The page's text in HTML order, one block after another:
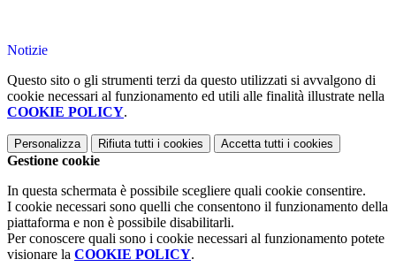
Notizie
Questo sito o gli strumenti terzi da questo utilizzati si avvalgono di
cookie necessari al funzionamento ed utili alle finalità illustrate nella
COOKIE POLICY.
Personalizza Rifiuta tutti i cookies Accetta tutti i cookies
Gestione cookie
In questa schermata è possibile scegliere quali cookie consentire.
I cookie necessari sono quelli che consentono il funzionamento della
piattaforma e non è possibile disabilitarli.
Per conoscere quali sono i cookie necessari al funzionamento potete
visionare la COOKIE POLICY.